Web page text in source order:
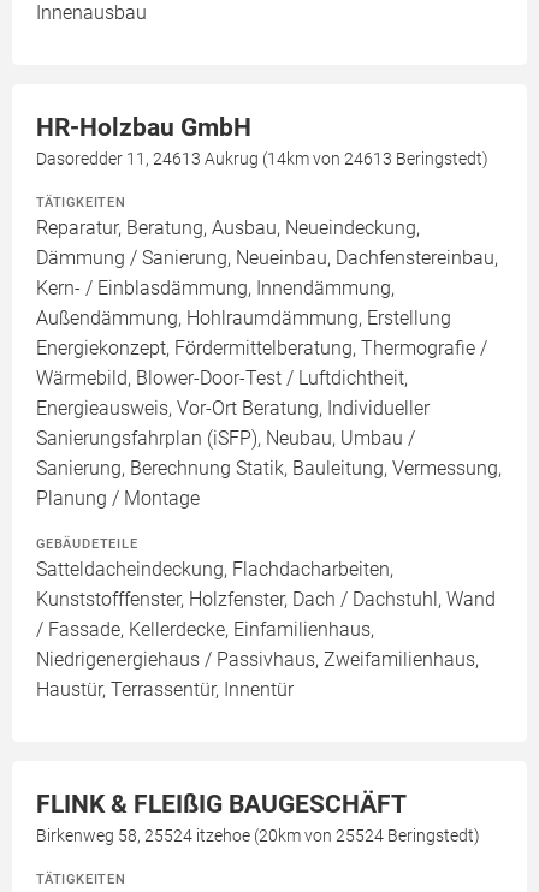
Innenausbau
HR-Holzbau GmbH
Dasoredder 11, 24613 Aukrug (14km von 24613 Beringstedt)
TÄTIGKEITEN
Reparatur, Beratung, Ausbau, Neueindeckung,
Dämmung / Sanierung, Neueinbau, Dachfenstereinbau,
Kern- / Einblasdämmung, Innendämmung,
Außendämmung, Hohlraumdämmung, Erstellung
Energiekonzept, Fördermittelberatung, Thermografie /
Wärmebild, Blower-Door-Test / Luftdichtheit,
Energieausweis, Vor-Ort Beratung, Individueller
Sanierungsfahrplan (iSFP), Neubau, Umbau /
Sanierung, Berechnung Statik, Bauleitung, Vermessung,
Planung / Montage
GEBÄUDETEILE
Satteldacheindeckung, Flachdacharbeiten,
Kunststofffenster, Holzfenster, Dach / Dachstuhl, Wand
/ Fassade, Kellerdecke, Einfamilienhaus,
Niedrigenergiehaus / Passivhaus, Zweifamilienhaus,
Haustür, Terrassentür, Innentür
FLINK & FLEIßIG BAUGESCHÄFT
Birkenweg 58, 25524 itzehoe (20km von 25524 Beringstedt)
TÄTIGKEITEN